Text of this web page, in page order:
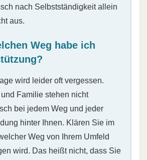
nach Selbstständigkeit allein
aus.
Weg habe ich
wird leider oft vergessen.
Familie stehen nicht
bei jedem Weg und jeder
hinter Ihnen. Klären Sie im
Weg von Ihrem Umfeld
wird. Das heißt nicht, dass Sie